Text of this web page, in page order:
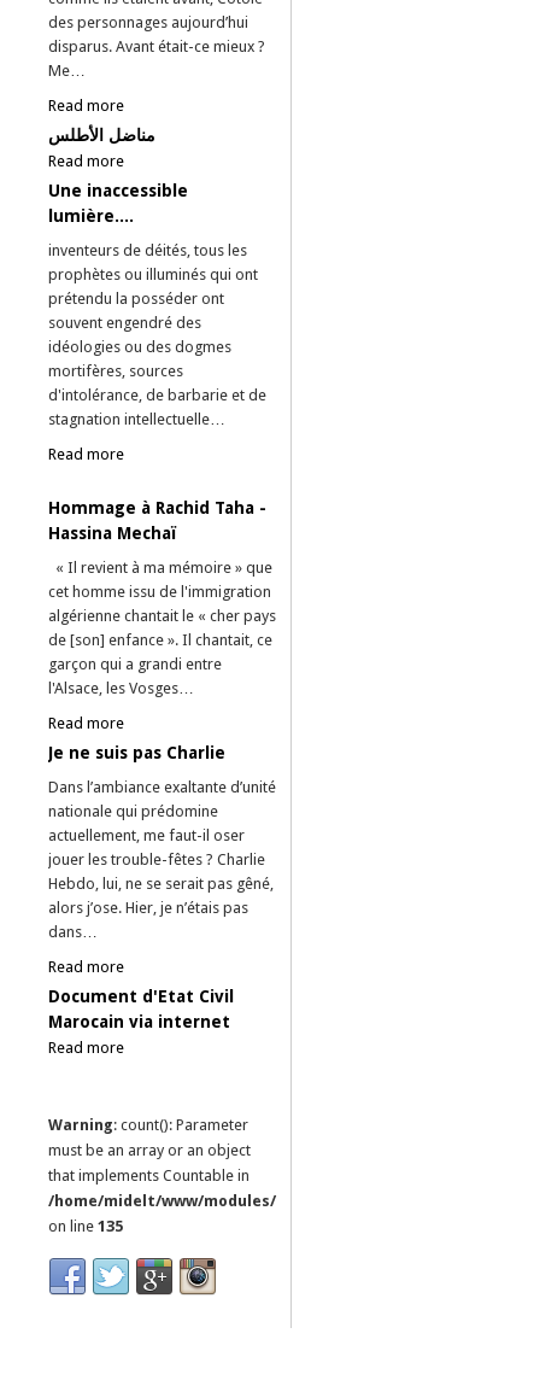
des personnages aujourd’hui
disparus. Avant était-ce mieux ?
Me…
Read more
مناضل الأطلس
Read more
Une inaccessible
lumière....
inventeurs de déités, tous les
prophètes ou illuminés qui ont
prétendu la posséder ont
souvent engendré des
idéologies ou des dogmes
mortifères, sources
d'intolérance, de barbarie et de
stagnation intellectuelle…
Read more
Hommage à Rachid Taha -
Hassina Mechaï
« Il revient à ma mémoire » que
cet homme issu de l'immigration
algérienne chantait le « cher pays
de [son] enfance ». Il chantait, ce
garçon qui a grandi entre
l'Alsace, les Vosges…
Read more
Je ne suis pas Charlie
Dans l’ambiance exaltante d’unité
nationale qui prédomine
actuellement, me faut-il oser
jouer les trouble-fêtes ? Charlie
Hebdo, lui, ne se serait pas gêné,
alors j’ose. Hier, je n’étais pas
dans…
Read more
Document d'Etat Civil
Marocain via internet
Read more
Warning: count(): Parameter
must be an array or an object
that implements Countable in
/home/midelt/www/modules/mod_news_pro_gk5/tmpl/
on line 135